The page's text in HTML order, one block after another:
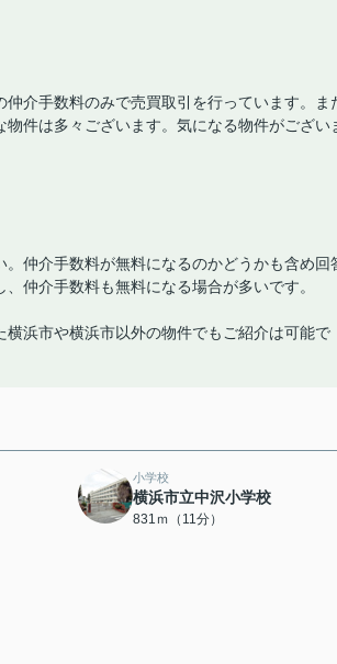
介手数料のみで売買取引を行っています。ま
件は多々ございます。気になる物件がござい
仲介手数料が無料になるのかどうかも含め回
仲介手数料も無料になる場合が多いです。
浜市や横浜市以外の物件でもご紹介は可能で
小学校
横浜市立中沢小学校
831ｍ（11分）